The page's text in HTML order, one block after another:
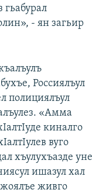
гьабурал
- ян загьир
Россиялъул
полициялъул
«Амма
киналго
вуго
хъулухъазде
ишазул хал
живго